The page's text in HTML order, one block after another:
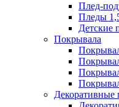
Плед-
Пледы
Детские
Покрывала
Декоративные